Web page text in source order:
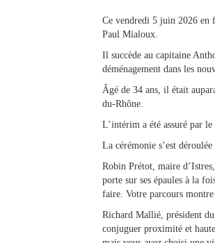
Ce vendredi 5 juin 2026 en
Paul Mialoux.
Il succède au capitaine
déménagement dans les
Âgé de 34 ans, il était
du-Rhône.
L’intérim a été assuré par
La cérémonie s’est
Robin Prétot, maire
porte sur ses épaules à la
faire. Votre parcours
Richard Mallié, président
conjuguer proximité et